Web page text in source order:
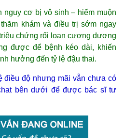
nguy cơ bị vô sinh – hiếm muộn
khám và điều trị sớm ngay
chứng rối loạn cương dương
được để bệnh kéo dài, khiến
hưởng đến tỷ lệ đậu thai.
điều độ nhưng mãi vẫn chưa có
bên dưới để được bác sĩ tư